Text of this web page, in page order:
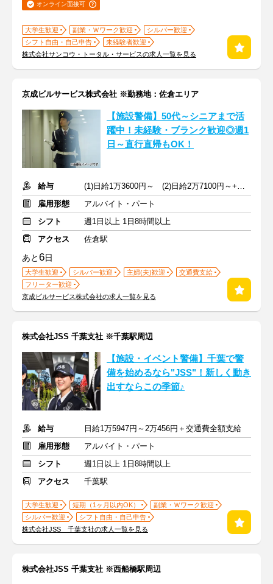
オンライン面接可
大学生歓迎 副業・Ｗワーク歓迎
シルバー歓迎
シフト自由・自己申告
未経験者歓迎
株式会社サンコウ・トータル・サービスの求人一覧を見る
京成ビルサービス株式会社 ※勤務地：佐倉エリア
【施設警備】50代～シニアまで活
躍中！未経験・ブランク歓迎◎週1
日～直行直帰もOK！
給与
(1)日給1万3600円～ (2)日給2万7100円～+交通費全額支給
雇用形態
アルバイト・パート
シフト
週1日以上 1日8時間以上
アクセス
佐倉駅
あと6日
大学生歓迎 シルバー歓迎 主婦(夫)歓迎
交通費支給
フリーター歓迎
京成ビルサービス株式会社の求人一覧を見る
株式会社JSS 千葉支社 ※千葉駅周辺
【施設・イベント警備】千葉で警
備を始めるなら"JSS"！新しく動き
出すならこの季節♪
給与
日給1万5947円～2万456円＋交通費全額支給
雇用形態
アルバイト・パート
シフト
週1日以上 1日8時間以上
アクセス
千葉駅
大学生歓迎 短期（1ヶ月以内OK）
副業・Ｗワーク歓迎
シルバー歓迎
シフト自由・自己申告
株式会社JSS 千葉支社の求人一覧を見る
株式会社JSS 千葉支社 ※西船橋駅周辺